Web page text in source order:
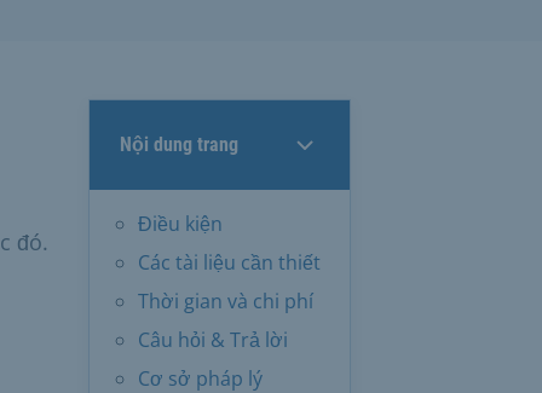
Nội dung trang
Điều kiện
Các tài liệu cần thiết
Thời gian và chi phí
Câu hỏi & Trả lời
Cơ sở pháp lý
đó.